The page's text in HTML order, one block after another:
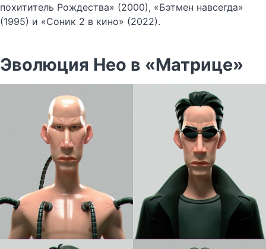
похититель Рождества» (2000), «Бэтмен навсегда»
(1995) и «Соник 2 в кино» (2022).
Эволюция Нео в «Матрице»